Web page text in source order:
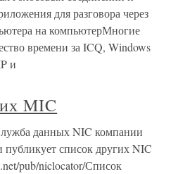
для разговора через
на компьютерМногие
времени за ICQ, Windows
и
MIC
данных NIC компании
список других NIC
pub/niclocator/Список